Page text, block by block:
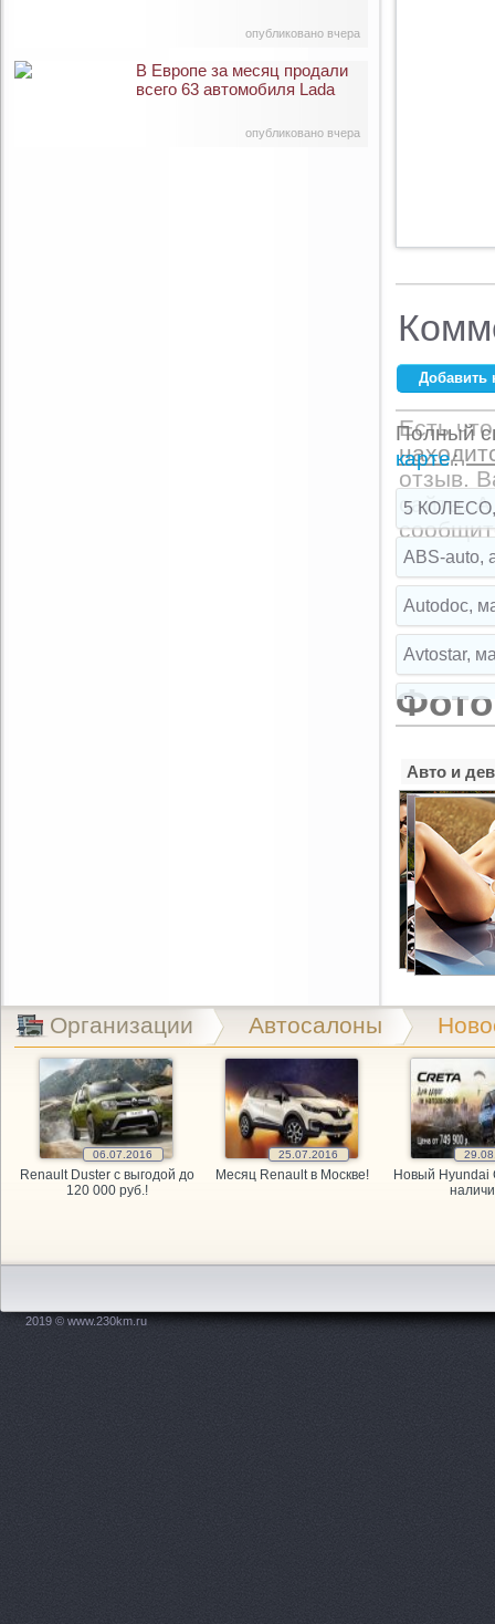
опубликовано вчера
опубликовано вчера
В Европе за месяц продали
всего 63 автомобиля Lada
Ваше имя:
E-mail:*
Комментарий:
Добавить
Полный
карте:
5 КОЛЕСО,
ABS-auto,
Autodoc,
Avtostar,
Broparts,
Buksir,
Cartuning,
EMEX,
Exist.ru,
GARAGE,
GARAGE,
GARAGE,
Есть
отзыв.
сайта.
Авто и
Организации Автосалоны
06.07.2016
Renault Duster с выгодой до
120 000 руб.!
25.07.2016
Месяц Renault в Москве!
Новый Hyundai
2019 © www.230km.ru